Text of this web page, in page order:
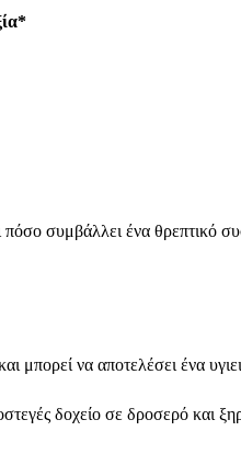
*
συμβάλλει ένα θρεπτικό
μπορεί να αποτελέσει ένα
δοχείο σε δροσερό και